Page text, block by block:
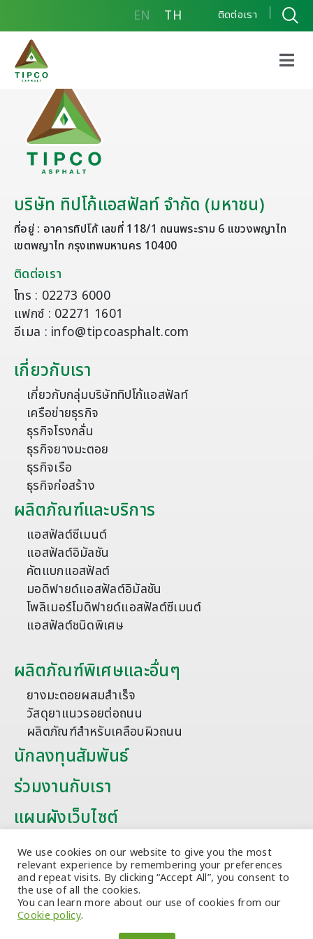
EN TH ติดต่อเรา
บริษัท ทิปโก้แอสฟัลท์ จำกัด (มหาชน)
ที่อยู่ : อาคารทิปโก้ เลขที่ 118/1 ถนนพระราม 6 แขวงพญาไท
เขตพญาไท กรุงเทพมหานคร 10400
ติดต่อเรา
โทร : 02273 6000
แฟกซ์ : 02271 1601
อีเมล : info@tipcoasphalt.com
เกี่ยวกับเรา
เกี่ยวกับกลุ่มบริษัททิปโก้แอสฟัลท์
เครือข่ายธุรกิจ
ธุรกิจโรงกลั่น
ธุรกิจยางมะตอย
ธุรกิจเรือ
ธุรกิจก่อสร้าง
ผลิตภัณฑ์และบริการ
แอสฟัลต์ซีเมนต์
แอสฟัลต์อิมัลชัน
คัตแบกแอสฟัลต์
มอดิฟายด์แอสฟัลต์อิมัลชัน
โพลิเมอร์โมดิฟายด์แอสฟัลต์ซีเมนต์
แอสฟัลต์ชนิดพิเศษ
ผลิตภัณฑ์พิเศษและอื่นๆ
ยางมะตอยผสมสำเร็จ
วัสดุยาแนวรอยต่อถนน
ผลิตภัณฑ์สำหรับเคลือบผิวถนน
นักลงทุนสัมพันธ์
ร่วมงานกับเรา
แผนผังเว็บไซต์
บทความ
We use cookies on our website to give you the most
relevant experience by remembering your preferences
and repeat visits. By clicking “Accept All”, you consent to
the use of all the cookies.
You can learn more about our use of cookies from our
Cookie policy.